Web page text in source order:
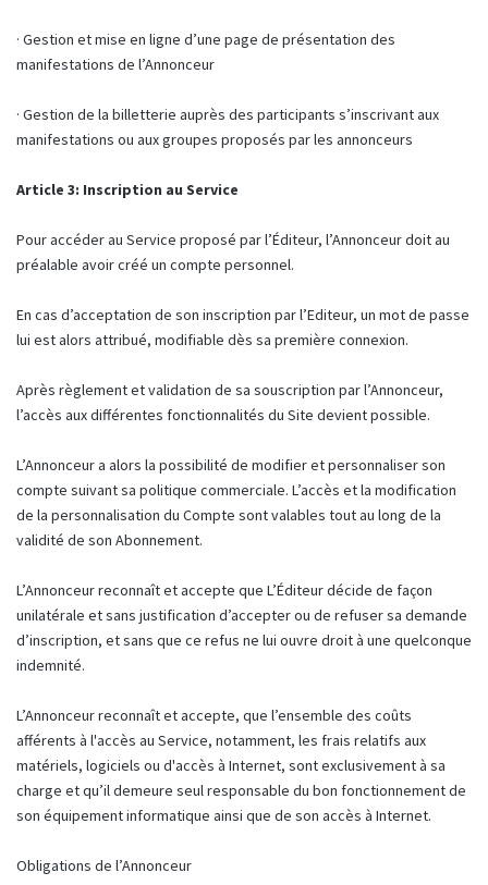
· Gestion et mise en ligne d’une page de présentation des
manifestations de l’Annonceur
· Gestion de la billetterie auprès des participants s’inscrivant aux
manifestations ou aux groupes proposés par les annonceurs
Article 3: Inscription au Service
Pour accéder au Service proposé par l’Éditeur, l’Annonceur doit au
préalable avoir créé un compte personnel.
En cas d’acceptation de son inscription par l’Editeur, un mot de passe
lui est alors attribué, modifiable dès sa première connexion.
Après règlement et validation de sa souscription par l’Annonceur,
l’accès aux différentes fonctionnalités du Site devient possible.
L’Annonceur a alors la possibilité de modifier et personnaliser son
compte suivant sa politique commerciale. L’accès et la modification
de la personnalisation du Compte sont valables tout au long de la
validité de son Abonnement.
L’Annonceur reconnaît et accepte que L’Éditeur décide de façon
unilatérale et sans justification d’accepter ou de refuser sa demande
d’inscription, et sans que ce refus ne lui ouvre droit à une quelconque
indemnité.
L’Annonceur reconnaît et accepte, que l’ensemble des coûts
afférents à l'accès au Service, notamment, les frais relatifs aux
matériels, logiciels ou d'accès à Internet, sont exclusivement à sa
charge et qu’il demeure seul responsable du bon fonctionnement de
son équipement informatique ainsi que de son accès à Internet.
Obligations de l’Annonceur